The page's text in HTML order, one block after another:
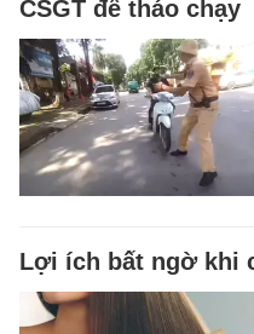
CSGT để tháo chạy
Lợi ích bất ngờ khi